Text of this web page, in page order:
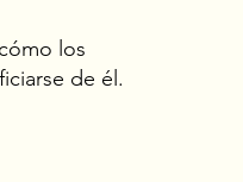
los
de él.